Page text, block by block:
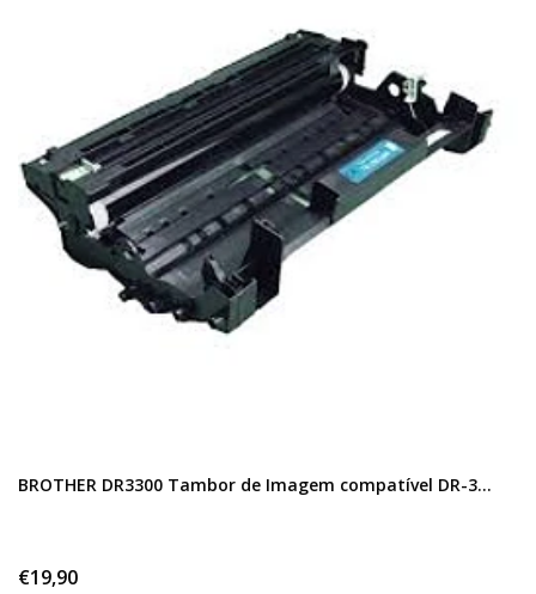
BROTHER DR3300 Tambor de Imagem compatível DR-3...
€19,90